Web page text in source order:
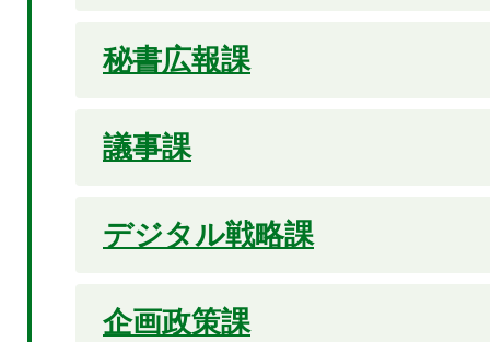
秘書広報課
議事課
デジタル戦略課
企画政策課